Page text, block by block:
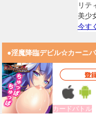
リテ
美少
今す
●淫魔降臨デビル☆カーニ
カードバトル